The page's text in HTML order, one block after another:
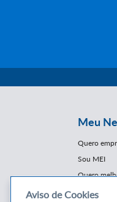
Meu
Quero
Sou MEI
Quero
Aviso de Cookies